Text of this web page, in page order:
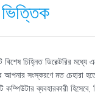
চিহ্নিত ডিরেক্টরির
আপনার সংস্করণে মত চেহারা
ব্যবহারকারী